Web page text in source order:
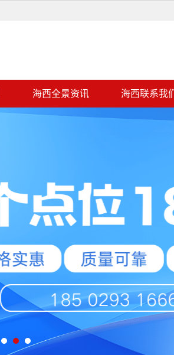
海西全景资讯 海西联系我们